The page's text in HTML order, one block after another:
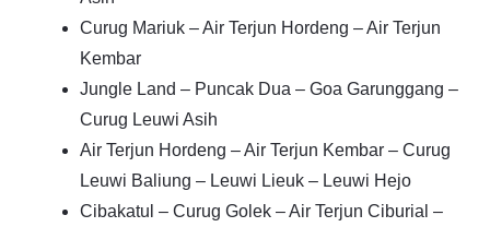
Curug Mariuk – Air Terjun Hordeng – Air Terjun
Kembar
Jungle Land – Puncak Dua – Goa Garunggang –
Curug Leuwi Asih
Air Terjun Hordeng – Air Terjun Kembar – Curug
Leuwi Baliung – Leuwi Lieuk – Leuwi Hejo
Cibakatul – Curug Golek – Air Terjun Ciburial –